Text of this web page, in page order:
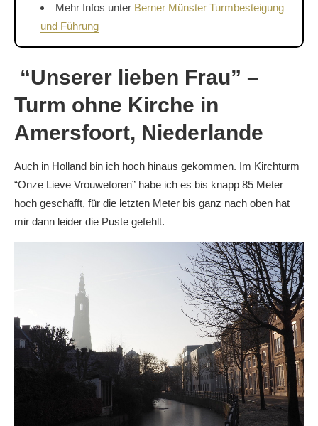
Mehr Infos unter Berner Münster Turmbesteigung
und Führung
“Unserer lieben Frau” –
Turm ohne Kirche in
Amersfoort, Niederlande
Auch in Holland bin ich hoch hinaus gekommen. Im Kirchturm
“Onze Lieve Vrouwetoren” habe ich es bis knapp 85 Meter
hoch geschafft, für die letzten Meter bis ganz nach oben hat
mir dann leider die Puste gefehlt.